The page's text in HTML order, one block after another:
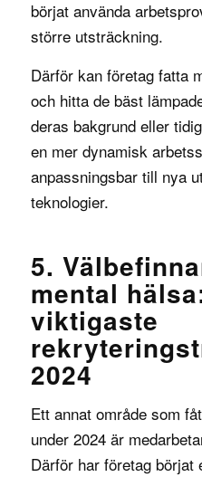
börjat använda
större utsträckning.
Därför kan företag fatta
och hitta de bäst
deras bakgrund eller
en mer dynamisk
anpassningsbar till nya
teknologier.
5.
mental
viktigaste
2024
Ett annat område som
under 2024 är
Därför har företag börjat